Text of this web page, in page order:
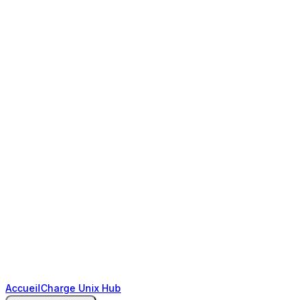
AccueilCharge Unix Hub